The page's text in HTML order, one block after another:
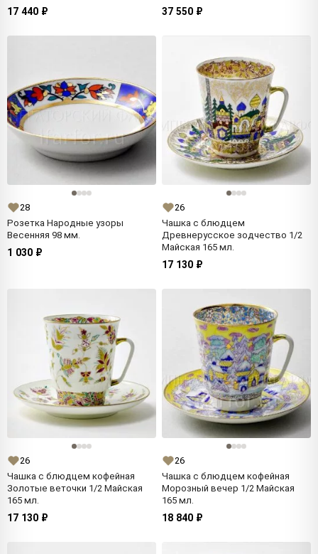
17 440 ₽ 37 550 ₽
28
Розетка Народные узоры
Весенняя 98 мм.
1 030 ₽
26
Чашка с блюдцем
Древнерусское зодчество 1/2
Майская 165 мл.
17 130 ₽
26
Чашка с блюдцем кофейная
Золотые веточки 1/2 Майская
165 мл.
17 130 ₽
26
Чашка с блюдцем кофейная
Морозный вечер 1/2 Майская
165 мл.
18 840 ₽